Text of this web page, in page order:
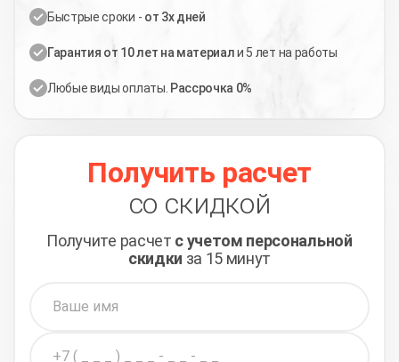
Быстрые сроки - от 3х дней
Гарантия от 10 лет на материали 5 лет на работы
Любые виды оплаты. Рассрочка 0%
Получить расчет
со скидкой
Получите расчет с учетом персональной
скидки за 15 минут